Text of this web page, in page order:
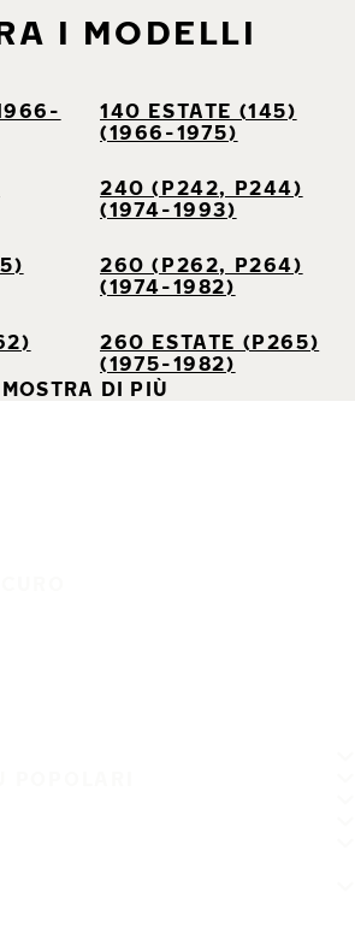
I MODELLI
140 ESTATE (145)
(1966-1975)
240 (P242, P244)
(1974-1993)
260 (P262, P264)
(1974-1982)
260 ESTATE (P265)
(1975-1982)
MOSTRA DI PIÙ